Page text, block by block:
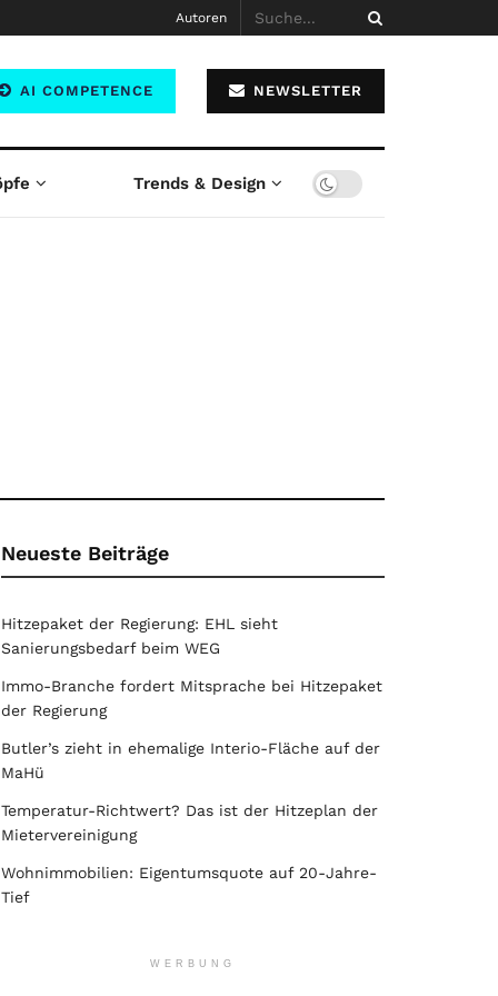
Autoren
AI COMPETENCE NEWSLETTER
Trends & Design
Neueste Beiträge
Hitzepaket der Regierung: EHL sieht
Sanierungsbedarf beim WEG
Immo-Branche fordert Mitsprache bei Hitzepaket
der Regierung
Butler’s zieht in ehemalige Interio-Fläche auf der
MaHü
Temperatur-Richtwert? Das ist der Hitzeplan der
Mietervereinigung
Wohnimmobilien: Eigentumsquote auf 20-Jahre-
Tief
WERBUNG